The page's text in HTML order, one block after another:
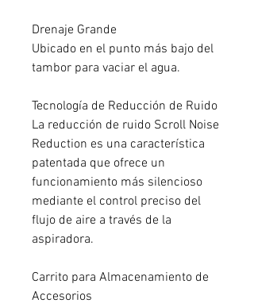
Drenaje Grande
Ubicado en el punto más bajo del
tambor para vaciar el agua.
Tecnología de Reducción de Ruido
La reducción de ruido Scroll Noise
Reduction es una característica
patentada que ofrece un
funcionamiento más silencioso
mediante el control preciso del
flujo de aire a través de la
aspiradora.
Carrito para Almacenamiento de
Accesorios